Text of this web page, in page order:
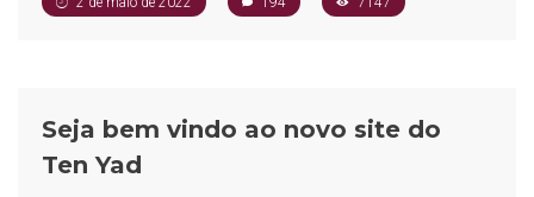
Seja bem vindo ao novo site do
Ten Yad